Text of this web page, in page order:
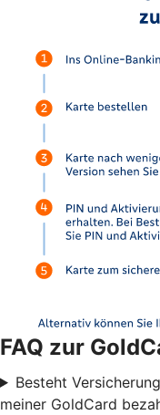
FAQ zur
Besteht
meiner GoldCard